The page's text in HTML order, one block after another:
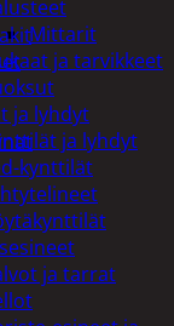
Mittarit
ja tarvikkeet
ja lyhdyt
ja lyhdyt
kynttilät
ja tarrat